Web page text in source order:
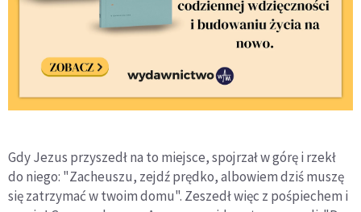
Gdy Jezus przyszedł na to miejsce, spojrzał w górę i rzekł
do niego: "Zacheuszu, zejdź prędko, albowiem dziś muszę
się zatrzymać w twoim domu". Zeszedł więc z pośpiechem i